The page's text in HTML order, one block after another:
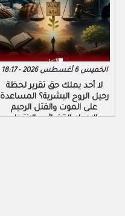
الخميس 6 أغسطس 2026 - 18:17
لا أحد يملك حق تقرير لحظة
رحيل الروح البشرية؟ المساعدة
على الموت والقتل الرحيم
والإعدام القضائي والانتحار...